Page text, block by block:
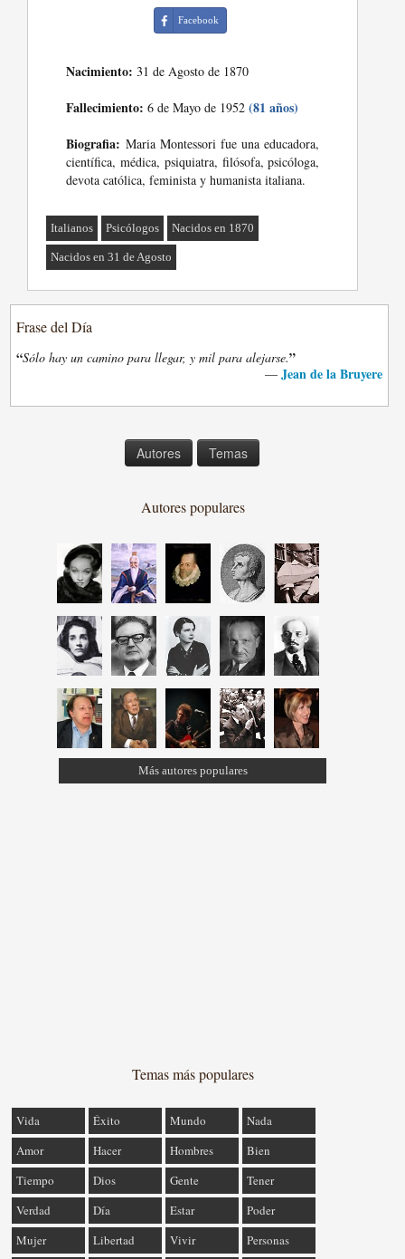
Facebook
Nacimiento: 31 de Agosto de 1870
Fallecimiento: 6 de Mayo de 1952(81 años)
Biografia: Maria Montessori fue una educadora,
científica, médica, psiquiatra, filósofa, psicóloga,
devota católica, feminista y humanista italiana.
Italianos Psicólogos Nacidos en 1870
Nacidos en 31 de Agosto
Frase del Día
“Sólo hay un camino para llegar, y mil para alejarse.”
— Jean de la Bruyere
Autores Temas
Autores populares
Más autores populares
Temas más populares
Vida Éxito Mundo
Nada
Amor
Hacer Hombres
Bien
Tiempo
Dios Gente
Tener
Verdad
Día Estar
Poder
Mujer
Libertad Vivir Personas